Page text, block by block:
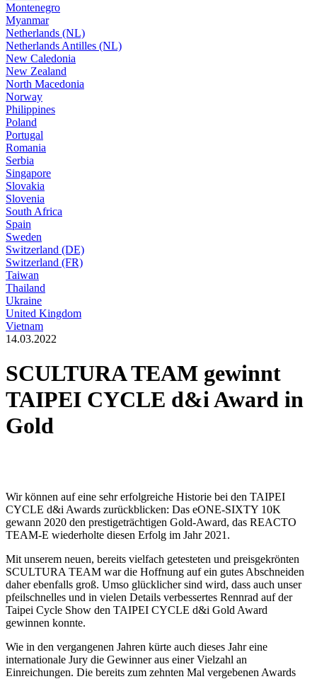
Montenegro
Myanmar
Netherlands (NL)
Netherlands Antilles (NL)
New Caledonia
New Zealand
North Macedonia
Norway
Philippines
Poland
Portugal
Romania
Serbia
Singapore
Slovakia
Slovenia
South Africa
Spain
Sweden
Switzerland (DE)
Switzerland (FR)
Taiwan
Thailand
Ukraine
United Kingdom
Vietnam
14.03.2022
SCULTURA TEAM gewinnt
TAIPEI CYCLE d&i Award in
Gold
Wir können auf eine sehr erfolgreiche Historie bei den TAIPEI
CYCLE d&i Awards zurückblicken: Das eONE-SIXTY 10K
gewann 2020 den prestigeträchtigen Gold-Award, das REACTO
TEAM-E wiederholte diesen Erfolg im Jahr 2021.
Mit unserem neuen, bereits vielfach getesteten und preisgekrönten
SCULTURA TEAM war die Hoffnung auf ein gutes Abschneiden
daher ebenfalls groß. Umso glücklicher sind wird, dass auch unser
pfeilschnelles und in vielen Details verbessertes Rennrad auf der
Taipei Cycle Show den TAIPEI CYCLE d&i Gold Award
gewinnen konnte.
Wie in den vergangenen Jahren kürte auch dieses Jahr eine
internationale Jury die Gewinner aus einer Vielzahl an
Einreichungen. Die bereits zum zehnten Mal vergebenen Awards